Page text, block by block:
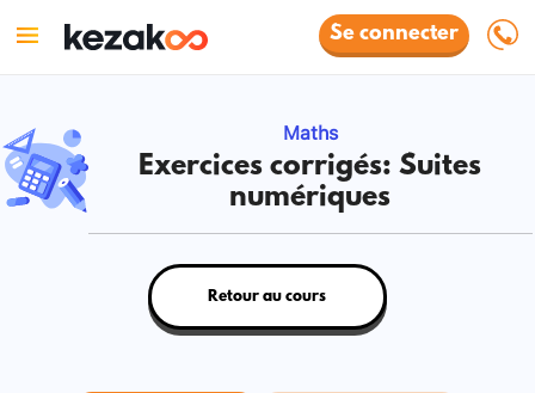
Se connecter
Maths
Exercices corrigés: Suites
numériques
Retour au cours